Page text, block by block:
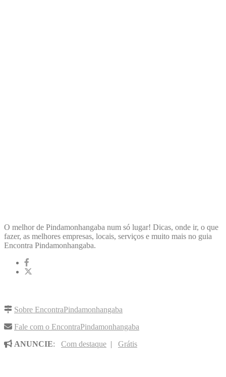
O melhor de Pindamonhangaba num só lugar! Dicas, onde ir, o que
fazer, as melhores empresas, locais, serviços e muito mais no guia
Encontra Pindamonhangaba.
Sobre EncontraPindamonhangaba
Fale com o EncontraPindamonhangaba
ANUNCIE: Com destaque | Grátis